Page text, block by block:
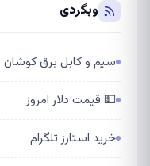
وبگردی
سیم و کابل برق کوشان
💵 قیمت دلار امروز
خرید استارز تلگرام